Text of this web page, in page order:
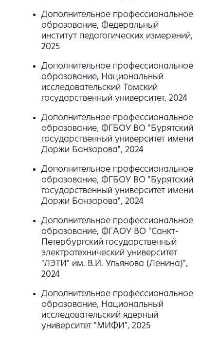
Дополнительное профессиональное
образование, Федеральный
институт педагогических измерений,
2025
Дополнительное профессиональное
образование, Национальный
исследовательский Томский
государственный университет, 2024
Дополнительное профессиональное
образование, ФГБОУ ВО "Бурятский
государственный университет имени
Доржи Банзарова", 2024
Дополнительное профессиональное
образование, ФГБОУ ВО "Бурятский
государственный университет имени
Доржи Банзарова", 2024
Дополнительное профессиональное
образование, ФГАОУ ВО "Санкт-
Петербургский государственный
электротехнический университет
"ЛЭТИ" им. В.И. Ульянова (Ленина)",
2024
Дополнительное профессиональное
образование, Национальный
исследовательский ядерный
университет "МИФИ", 2025